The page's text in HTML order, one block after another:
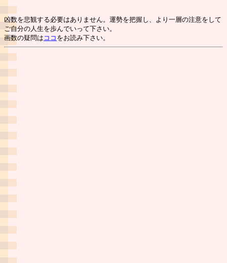
凶数を悲観する必要はありません。運勢を把握し、より一層の注意をして
ご自分の人生を歩んでいって下さい。
画数の疑問は ココ をお読み下さい。